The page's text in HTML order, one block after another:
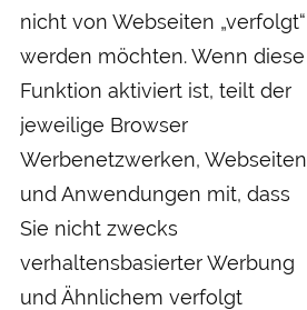
nicht von Webseiten „verfolgt“
werden möchten. Wenn diese
Funktion aktiviert ist, teilt der
jeweilige Browser
Werbenetzwerken, Webseiten
und Anwendungen mit, dass
Sie nicht zwecks
verhaltensbasierter Werbung
und Ähnlichem verfolgt